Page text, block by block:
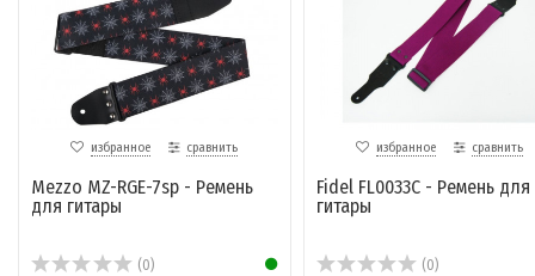
избранное сравнить
Mezzo MZ-RGE-7sp - Ремень
для гитары
(0)
избранное сравнить
Fidel FL0033C - Ремень для
гитары
(0)